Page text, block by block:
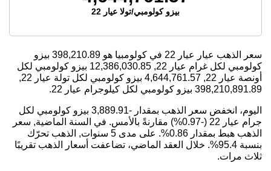
بيزو كولومبي/تولا عيار 22
سعر الذهب عيار عيار 22 في كولومبيا هو 398,210.89 بيزو
كولومبي لكل غرام عيار 22,
12,386,030.85 بيزو كولومبي لكل
أونصة عيار 22,
4,644,761.57 بيزو كولومبي لكل تولة عيار 22,
398,210,891.89 بيزو كولومبي لكل كيلوجرام عيار 22.
اليوم، انخفض سعر الذهب بمقدار -3,889.91 بيزو كولومبي لكل
جرام عيار 22 (-0.97%) مقارنةً بالأمس. في السنة الماضية, سعر
الذهب هبط بمقدار 0.86%. على مدى 5 سنوات, الذهب تحرّك
بنسبة 95.4%. خلال العقد الماضي، تضاعفت أسعار الذهب تقريبًا
ثلاث مرات.